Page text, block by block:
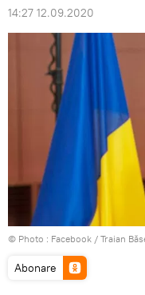
14:27 12.09.2020
© Photo : Facebook / Traian
Abonare